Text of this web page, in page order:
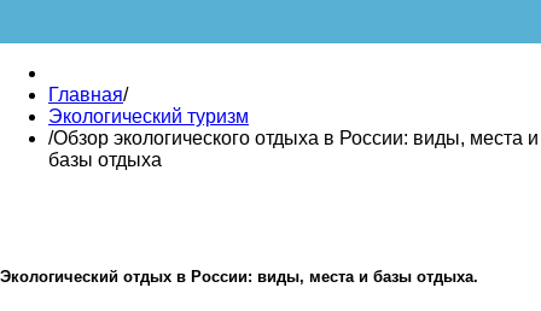
Главная/
Экологический туризм
/Обзор экологического отдыха в России: виды, места и
базы отдыха
Экологический отдых в России: виды, места и базы отдыха.